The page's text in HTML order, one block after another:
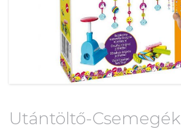
Utántöltő-Csemegék